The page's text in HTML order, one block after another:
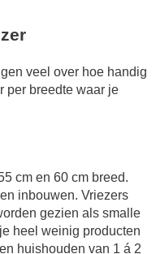
veel over hoe handig
per breedte waar je
cm en 60 cm breed.
inbouwen. Vriezers
gezien als smalle
heel weinig producten
huishouden van 1 á 2